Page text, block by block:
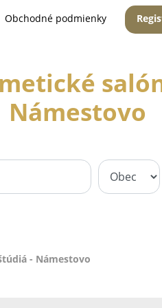
Obchodné podmienky
Námestovo
- Námestovo